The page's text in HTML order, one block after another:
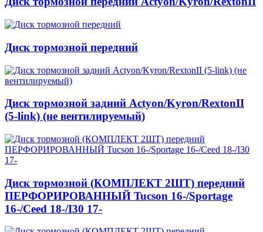
Диск тормозной передний
Диск тормозной задний Actyon/Kyron/RextonII
(5-link) (не вентилируемый)
Диск тормозной (КОМПЛЕКТ 2ШТ) передний
ПЕРФОРИРОВАННЫЙ Tucson 16-/Sportage
16-/Ceed 18-/I30 17-